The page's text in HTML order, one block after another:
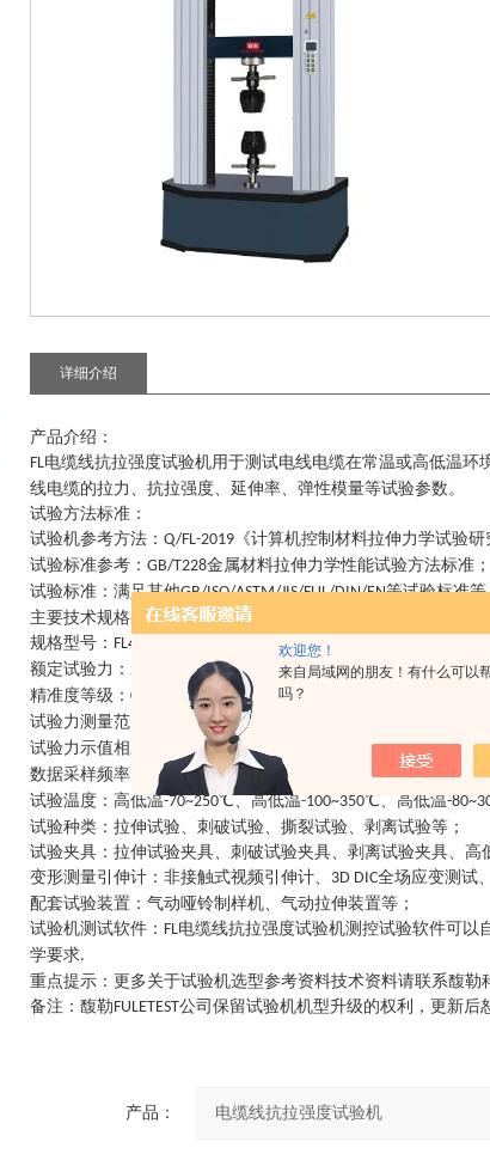
欢迎您！
来自局域网的朋友！有什么可以
吗？
详细介绍
产品介绍：
FL电缆线抗拉强度试验机用于测试电线电缆在常温或高低温环
线电缆的拉力、抗拉强度、延伸率、弹性模量等试验参数。
试验方法标准：
试验机参考方法 ： Q/FL-2019 《计算机控制材料拉伸力学试验研
试验标准参考 ： GB/T228金属材料拉伸力学性能试验方法标准 ；
试验标准 ： 满足其他GB/ISO/ASTM/JIS/FUL/DIN/EN等试验标准等
主要技术规格参数：
规格型号 ： FL4202 FL4103GD
额定试验力 ： 200N 500N、1000N、2000N可选；
精准度等级 ： 0.5
试验力测量范围
0.4%-100%FS
试验力示值相对误差
： 优于示值的
数据采样频率
全闭环采样可高达 1500HZ
试验温度 ： 高低温-70~250℃、高低温-100~350℃、高低温-
试验种类 ： 拉伸试验、刺破试验、撕裂试验、剥离试验等 ；
试验夹具 ： 拉伸试验夹具、刺破试验夹具、剥离试验夹具、高
变形测量引伸计 ： 非接触式视频引伸计、 3D DIC全场应变测试
配套试验装置 ： 气动哑铃制样机、气动拉伸装置等 ；
试验机测试软件 ： FL电缆线抗拉强度试验机测控试验软件可以
学要求.
重点提示 ： 更多关于试验机选型参考资料技术资料请联系馥勒
备注：馥勒FULETEST公司保留试验机机型升级的权利，更新后
产品：